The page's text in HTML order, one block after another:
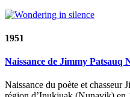
1951
Naissance de Jimmy Patsauq
Naissance du poète et chasseur